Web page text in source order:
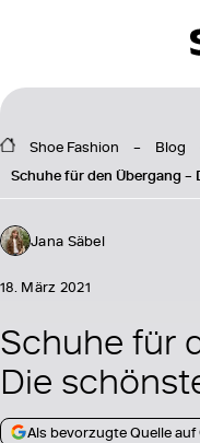
Shoe Fashion
Blog
Schuhe für den Übergang –
Jana Säbel
18. März 2021
Schuhe für
Die
Als bevorzugte Quelle